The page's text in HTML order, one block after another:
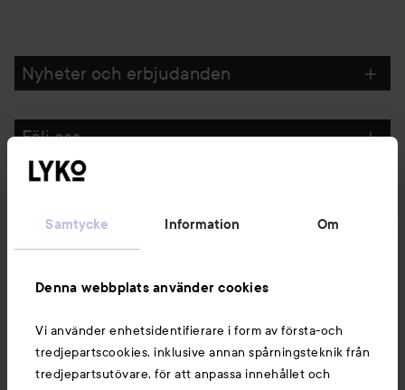
Samtycke Information Om
Denna webbplats använder cookies
Vi använder enhetsidentifierare i form av första-och
tredjepartscookies, inklusive annan spårningsteknik från
tredjepartsutövare, för att anpassa innehållet och
Nyheter och erbjudanden
Följ oss
Du kanske också gillar